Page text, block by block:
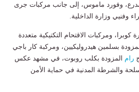
وفورد ماموس، إلى جانب مركبات جرى
وفنيي وزارة الداخلية.
ومركبات الاقتحام التكتيكية متعددة
بسلمين هيدروليكيين، ومركبة كار باجي
رام المزودة بكلب روبوت، في مشهد عكس
والشرطة المدنية في حماية الأمن